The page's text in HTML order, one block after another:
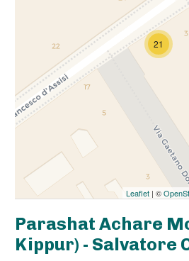
21
Leaflet | ©
Parashat Achare
Kippur) - Salvatore